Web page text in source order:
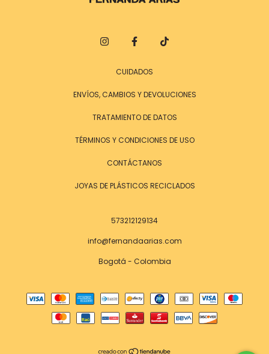
CUIDADOS
ENVÍOS, CAMBIOS Y DEVOLUCIONES
TRATAMIENTO DE DATOS
TÉRMINOS Y CONDICIONES DE USO
CONTÁCTANOS
JOYAS DE PLÁSTICOS RECICLADOS
573212129134
info@fernandaarias.com
Bogotá - Colombia